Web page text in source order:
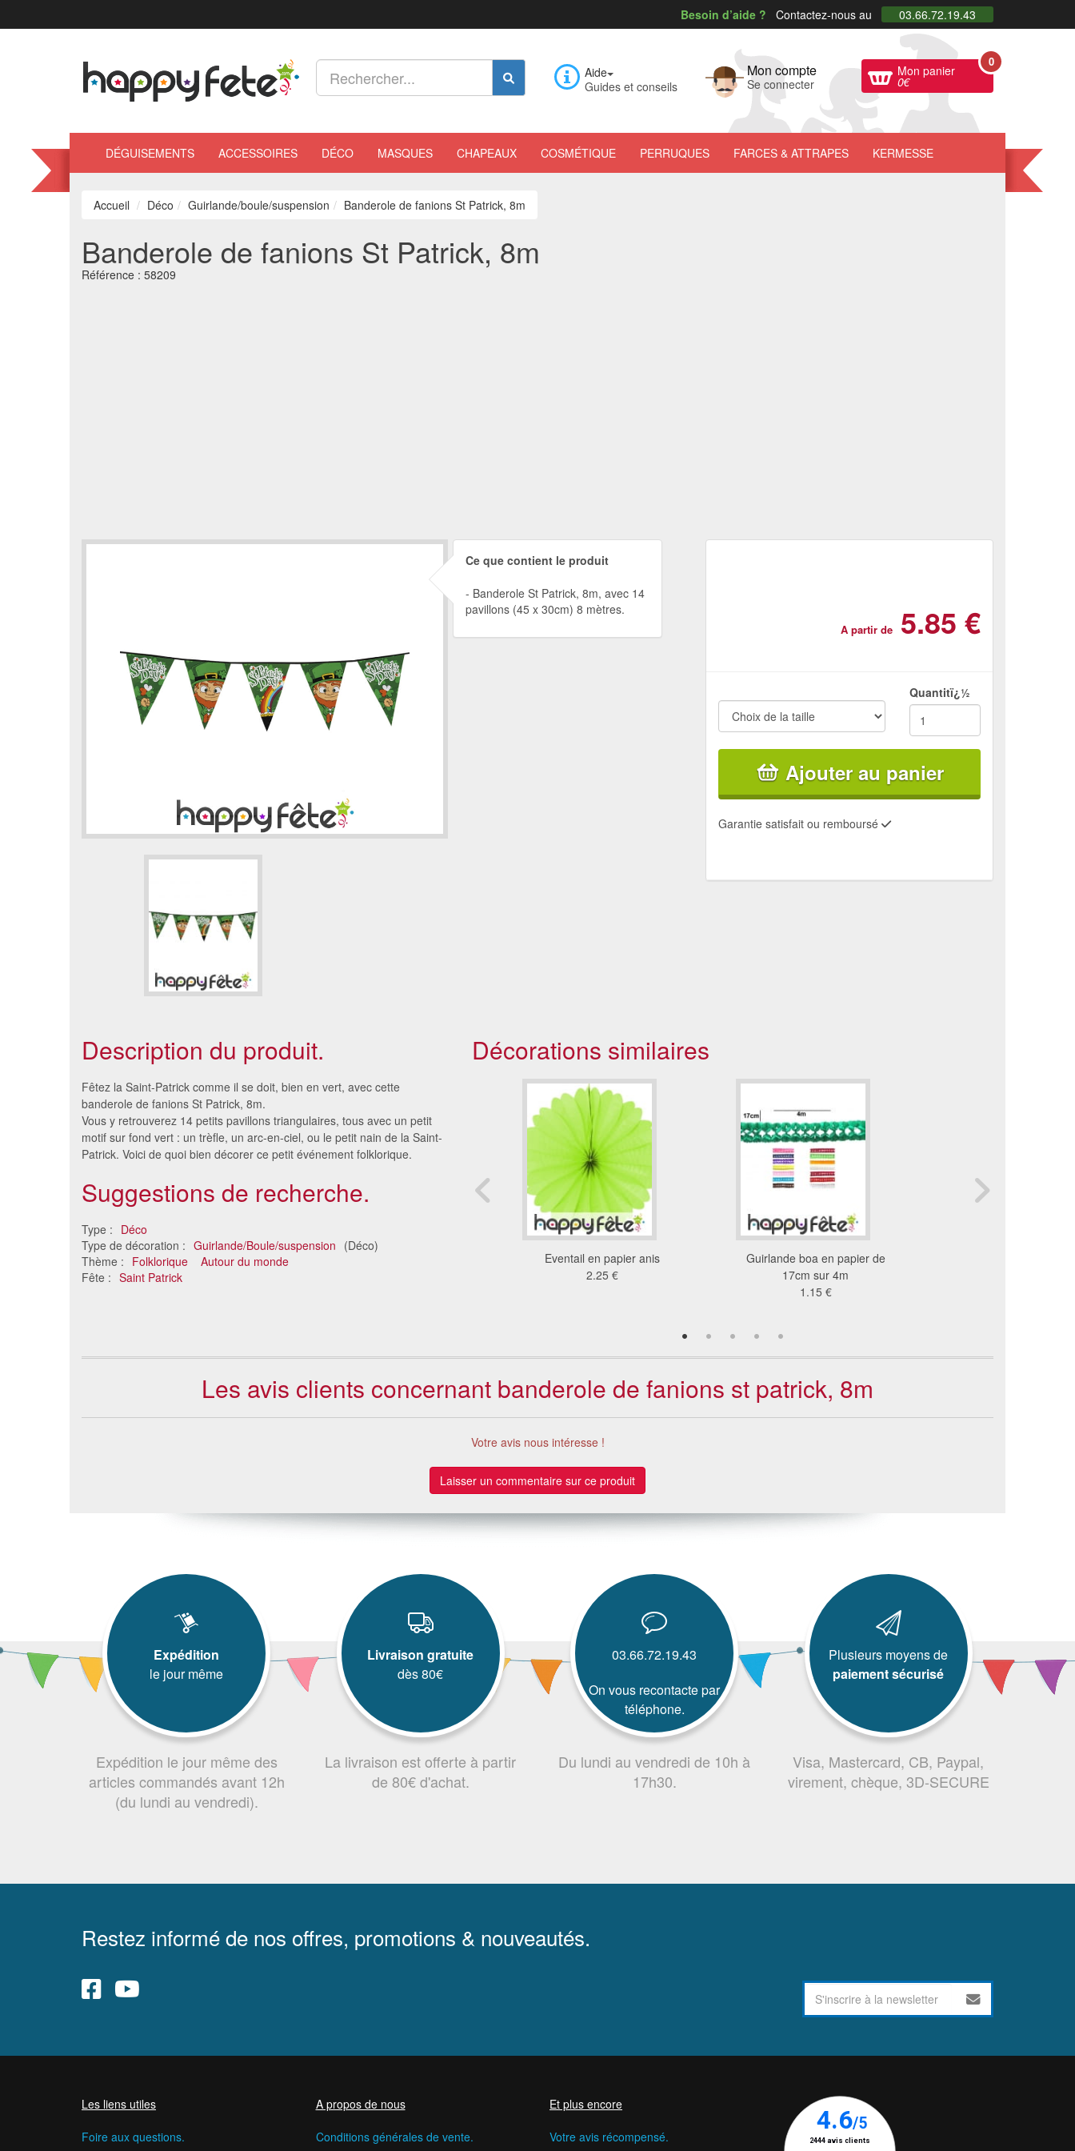
Besoin d’aide ? Contactez-nous au 03.66.72.19.43
Aide
Guides et conseils
Mon compte
Se connecter
Mon panier
0€
0
DÉGUISEMENTS ACCESSOIRES DÉCO MASQUES CHAPEAUX COSMÉTIQUE PERRUQUES FARCES & ATTRAPES KERMESSE
Accueil Déco Guirlande/boule/suspension Banderole de fanions St Patrick, 8m
Banderole de fanions St Patrick, 8m
Référence : 58209
Ce que contient le produit
Banderole St Patrick, 8m, avec 14
pavillons (45 x 30cm) 8 mètres.
A partir de 5.85 €
Quantitï¿½
Ajouter au panier
Garantie satisfait ou remboursé
Description du produit.
Fêtez la Saint-Patrick comme il se doit, bien en vert, avec cette
banderole de fanions St Patrick, 8m.
Vous y retrouverez 14 petits pavillons triangulaires, tous avec un petit
motif sur fond vert : un trèfle, un arc-en-ciel, ou le petit nain de la Saint-
Patrick. Voici de quoi bien décorer ce petit événement folklorique.
Suggestions de recherche.
Type : Déco
Type de décoration : Guirlande/Boule/suspension (Déco)
Thème : Folklorique
Autour du monde
Fête : Saint Patrick
Décorations similaires
Drapeau Irlande (120x180)
76 €
Eventail en papier de 50 cm
Eventail en papier anis
2.25 €
Guirlande boa en papier de
17cm sur 4m
1.15 €
Les avis clients concernant banderole de fanions st patrick, 8m
Votre avis nous intéresse !
Laisser un commentaire sur ce produit
Expédition
le jour même
Expédition le jour même des
articles commandés avant 12h
(du lundi au vendredi).
Livraison gratuite
dès 80€
La livraison est offerte à partir
de 80€ d'achat.
03.66.72.19.43
On vous recontacte par
téléphone.
Du lundi au vendredi de 10h à
17h30.
Plusieurs moyens de
paiement sécurisé
Visa, Mastercard, CB, Paypal,
virement, chèque, 3D-SECURE
Restez informé de nos offres, promotions & nouveautés.
Les liens utiles
Foire aux questions.
A propos de nous
Conditions générales de vente.
Et plus encore
Votre avis récompensé.